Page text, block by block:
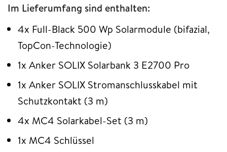
Im Lieferumfang sind enthalten:
4x Full-Black 500 Wp Solarmodule (bifazial,
TopCon-Technologie)
1x Anker SOLIX Solarbank 3 E2700 Pro
1x Anker SOLIX Stromanschlusskabel mit
Schutzkontakt (3 m)
4x MC4 Solarkabel-Set (3 m)
1x MC4 Schlüssel